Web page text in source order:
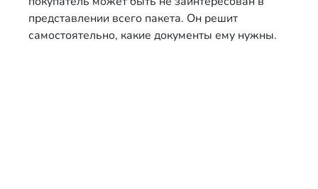
представлении всего пакета. Он решит
самостоятельно, какие документы ему нужны.